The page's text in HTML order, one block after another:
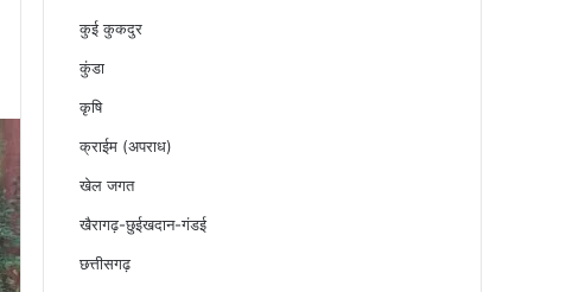
कुई कुकदुर
कुंडा
कृषि
क्राईम (अपराध)
खेल जगत
खैरागढ़-छुईखदान-गंडई
छत्तीसगढ़